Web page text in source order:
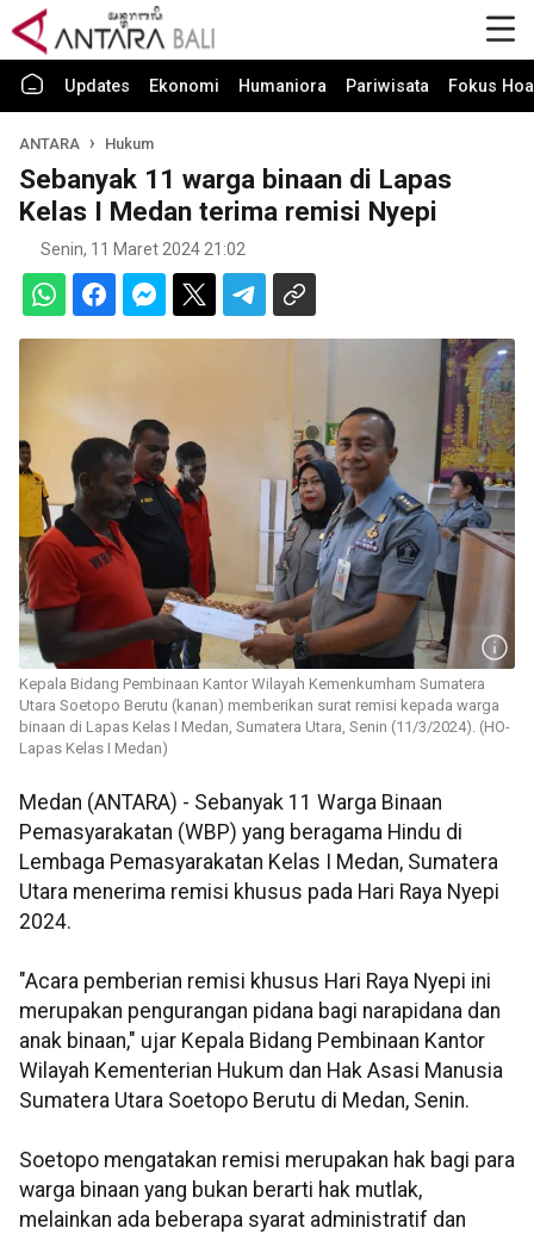
Updates Ekonomi Humaniora Pariwisata Fokus
ANTARA Hukum
Sebanyak 11 warga binaan di Lapas
Kelas I Medan terima remisi Nyepi
Senin, 11 Maret 2024 21:02
Kepala Bidang Pembinaan Kantor Wilayah Kemenkumham Sumatera
Utara Soetopo Berutu (kanan) memberikan surat remisi kepada warga
binaan di Lapas Kelas I Medan, Sumatera Utara, Senin (11/3/2024). (HO-
Lapas Kelas I Medan)
Medan (ANTARA) - Sebanyak 11 Warga Binaan
Pemasyarakatan (WBP) yang beragama Hindu di
Lembaga Pemasyarakatan Kelas I Medan, Sumatera
Utara menerima remisi khusus pada Hari Raya Nyepi
2024.
"Acara pemberian remisi khusus Hari Raya Nyepi ini
merupakan pengurangan pidana bagi narapidana dan
anak binaan," ujar Kepala Bidang Pembinaan Kantor
Wilayah Kementerian Hukum dan Hak Asasi Manusia
Sumatera Utara Soetopo Berutu di Medan, Senin.
Soetopo mengatakan remisi merupakan hak bagi para
warga binaan yang bukan berarti hak mutlak,
melainkan ada beberapa syarat administratif dan